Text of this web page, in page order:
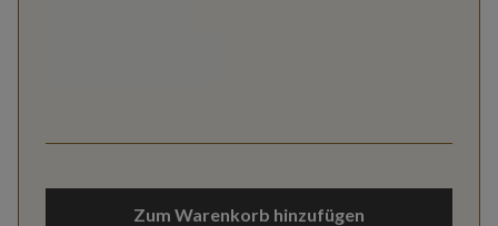
Zum Warenkorb hinzufügen